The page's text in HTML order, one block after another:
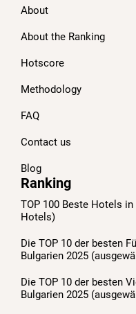
About
About the Ranking
Hotscore
Methodology
FAQ
Contact us
Blog
Ranking
TOP 100 Beste Hotels
Hotels)
Die TOP 10 der besten
Bulgarien 2025
Die TOP 10 der besten
Bulgarien 2025